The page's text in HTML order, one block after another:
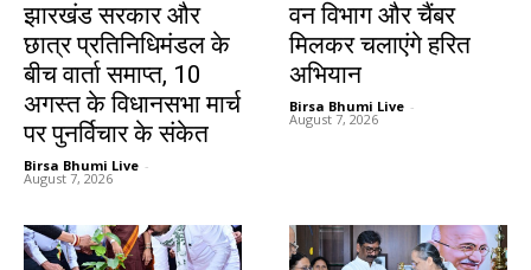
झारखंड सरकार और
छात्र प्रतिनिधिमंडल के
बीच वार्ता समाप्त, 10
अगस्त के विधानसभा मार्च
पर पुनर्विचार के संकेत
Birsa Bhumi Live -
August 7, 2026
वन विभाग और चैंबर
मिलकर चलाएंगे हरित
अभियान
Birsa Bhumi Live -
August 7, 2026